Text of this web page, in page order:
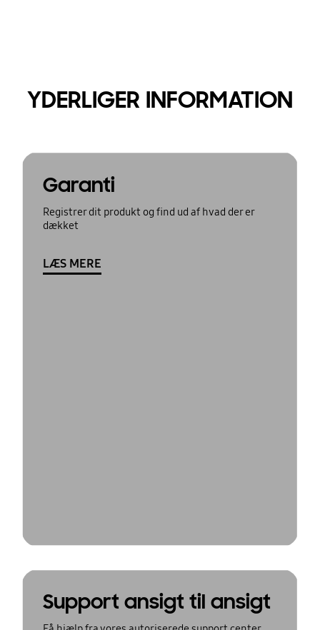
YDERLIGER INFORMATION
Garanti
Registrer dit produkt og find ud af hvad der er
dækket
LÆS MERE
Support ansigt til ansigt